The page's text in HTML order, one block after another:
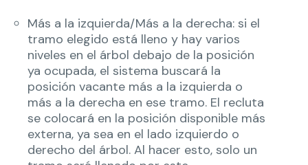
Más a la izquierda/Más a la derecha: si el
tramo elegido está lleno y hay varios
niveles en el árbol debajo de la posición
ya ocupada, el sistema buscará la
posición vacante más a la izquierda o
más a la derecha en ese tramo. El recluta
se colocará en la posición disponible más
externa, ya sea en el lado izquierdo o
derecho del árbol. Al hacer esto, solo un